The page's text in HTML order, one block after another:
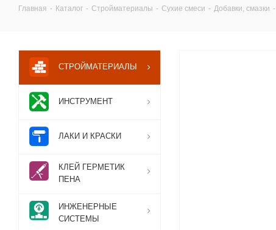
Главная - Каталог - Стройматериалы - Сухие смеси - Добавки, смазки -
СТРОЙМАТЕРИАЛЫ
ИНСТРУМЕНТ
ЛАКИ И КРАСКИ
КЛЕЙ ГЕРМЕТИК
ПЕНА
ИНЖЕНЕРНЫЕ
СИСТЕМЫ